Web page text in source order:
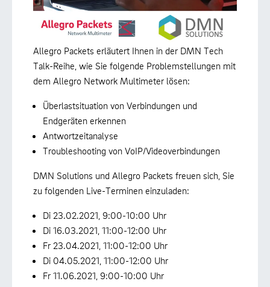
Allegro Packets erläutert Ihnen in der DMN Tech
Talk-Reihe, wie Sie folgende Problemstellungen mit
dem Allegro Network Multimeter lösen:
Überlastsituation von Verbindungen und
Endgeräten erkennen
Antwortzeitanalyse
Troubleshooting von VoIP/Videoverbindungen
DMN Solutions und Allegro Packets freuen sich, Sie
zu folgenden Live-Terminen einzuladen:
Di 23.02.2021, 9:00-10:00 Uhr
Di 16.03.2021, 11:00-12:00 Uhr
Fr 23.04.2021, 11:00-12:00 Uhr
Di 04.05.2021, 11:00-12:00 Uhr
Fr 11.06.2021, 9:00-10:00 Uhr
Training